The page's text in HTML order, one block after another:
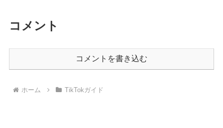
コメント
コメントを書き込む
ホーム TikTokガイド